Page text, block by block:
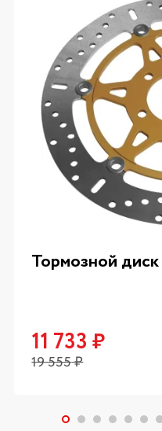
Тормозной
11 733 ₽
19 555₽